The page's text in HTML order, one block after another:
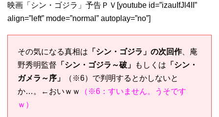
映画「シン・ゴジラ」予告ＰＶ[youtube id=”izauIfJl4II”
align=”left” mode=”normal” autoplay=”no”]
その気になる真相は 「シン・ゴジラ」の次回作、庵
野秀明監督 「シン・ゴジラ～破」 もしくは 「シン・
ガメラ～序」
（※6）で判明するとかしないと
か…。←おいｗｗ
（※6：すいません。うそです
ｗ）